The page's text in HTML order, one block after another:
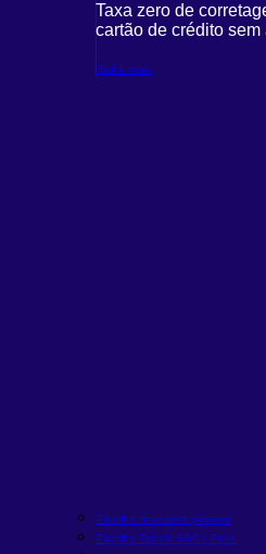
Taxa zero de
cartão de crédito
Saiba mais
Planilha financeira pessoal
Planilha Tabela SAC x Price